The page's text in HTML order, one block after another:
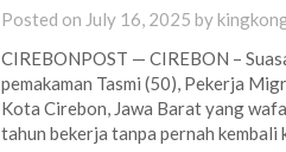
Posted on July 16, 2025 by
CIREBONPOST — CIREBON –
pemakaman Tasmi (50), Pekerja
Kota Cirebon, Jawa Barat yang
tahun bekerja tanpa pernah kembali